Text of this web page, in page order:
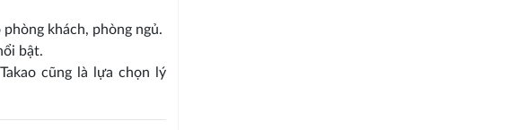
khách, phòng ngủ.
bật.
cũng là lựa chọn lý